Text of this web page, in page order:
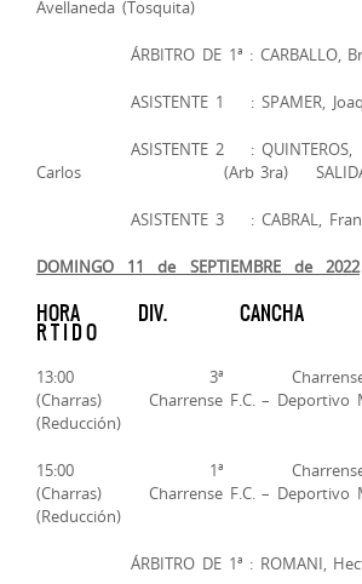
Avellaneda (Tosquita)
ÁRBITRO DE 1ª :
ASISTENTE 1 : SPAMER,
ASISTENTE 2 : QUINTEROS,
Carlos (Arb 3ra)
ASISTENTE 3 : CABRAL,
DOMINGO 11 de SEPTIEMBRE de 2022
HORA DIV.
R T I D O
13:00 3ª Charrense
(Charras) Charrense F.C. – Deportivo
(Reducción)
15:00 1ª Charrense
(Charras) Charrense F.C. – Deportivo
(Reducción)
ÁRBITRO DE 1ª : ROMANI,